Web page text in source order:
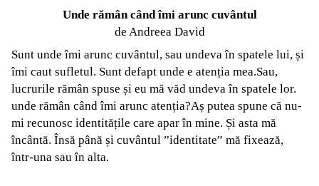
Unde rămân când îmi arunc cuvântul
de Andreea David
Sunt unde îmi arunc cuvântul, sau undeva în spatele lui, și
îmi caut sufletul. Sunt defapt unde e atenția mea.Sau,
lucrurile rămân spuse și eu mă văd undeva în spatele lor.
unde rămân când îmi arunc atenția?Aș putea spune că nu-
mi recunosc identitățile care apar în mine. Și asta mă
încântă. Însă până și cuvântul ”identitate” mă fixează,
într-una sau în alta.